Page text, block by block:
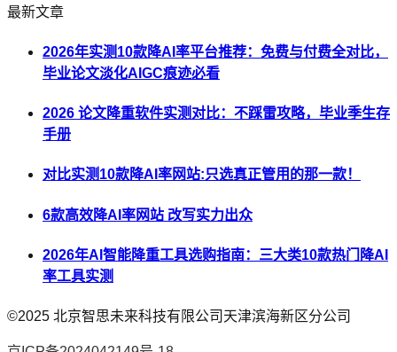
最新文章
2026年实测10款降AI率平台推荐：免费与付费全对比，
毕业论文淡化AIGC痕迹必看
2026 论文降重软件实测对比：不踩雷攻略，毕业季生存
手册
对比实测10款降AI率网站:只选真正管用的那一款！
6款高效降AI率网站 改写实力出众
2026年AI智能降重工具选购指南：三大类10款热门降AI
率工具实测
©2025 北京智思未来科技有限公司天津滨海新区分公司